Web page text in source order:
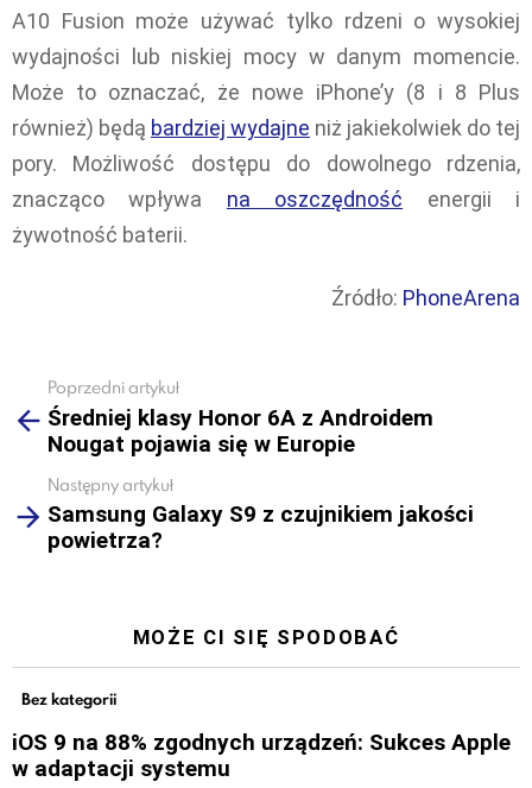
A10 Fusion może używać tylko rdzeni o wysokiej
wydajności lub niskiej mocy w danym momencie.
Może to oznaczać, że nowe iPhone’y (8 i 8 Plus
również) będą bardziej wydajne niż jakiekolwiek do tej
pory. Możliwość dostępu do dowolnego rdzenia,
znacząco wpływa na oszczędność energii i
żywotność baterii.
Źródło: PhoneArena
more
Poprzedni artykuł
Średniej klasy Honor 6A z Androidem
Nougat pojawia się w Europie
Następny artykuł
Samsung Galaxy S9 z czujnikiem jakości
powietrza?
MOŻE CI SIĘ SPODOBAĆ
Bez kategorii
iOS 9 na 88% zgodnych urządzeń: Sukces Apple
w adaptacji systemu